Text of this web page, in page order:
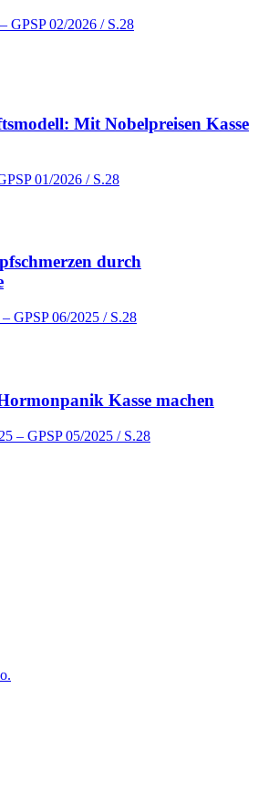
– GPSP 02/2026 / S.28
Mit Nobelpreisen Kasse
01/2026 / S.28
durch
– GPSP 06/2025 / S.28
Kasse machen
– GPSP 05/2025 / S.28